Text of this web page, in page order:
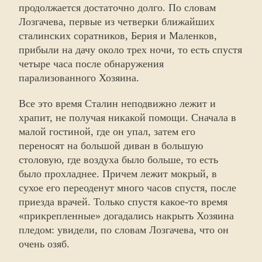
продолжается достаточно долго. По словам
Лозгачева, первые из четверки ближайших
сталинских соратников, Берия и Маленков,
прибыли на дачу около трех ночи, то есть спустя
четыре часа после обнаружения
парализованного Хозяина.
Все это время Сталин неподвижно лежит и
храпит, не получая никакой помощи. Сначала в
малой гостиной, где он упал, затем его
переносят на большой диван в большую
столовую, где воздуха было больше, то есть
было прохладнее. Причем лежит мокрый, в
сухое его переоденут много часов спустя, после
приезда врачей. Только спустя какое-то время
«прикрепленные» догадались накрыть Хозяина
пледом: увидели, по словам Лозгачева, что он
очень озяб.